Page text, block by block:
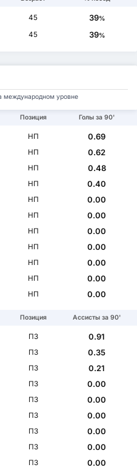
45 39%
45 39%
международном уровне
Позиция Голы за 90'
НП
0.69
НП
0.62
НП
0.48
НП
0.40
НП
0.00
НП
0.00
НП
0.00
НП
0.00
НП
0.00
НП
0.00
НП 0.00
Позиция Ассисты за 90'
ПЗ
0.91
ПЗ
0.35
ПЗ
0.21
ПЗ
0.00
ПЗ
0.00
ПЗ
0.00
ПЗ
0.00
ПЗ
0.00
ПЗ
0.00